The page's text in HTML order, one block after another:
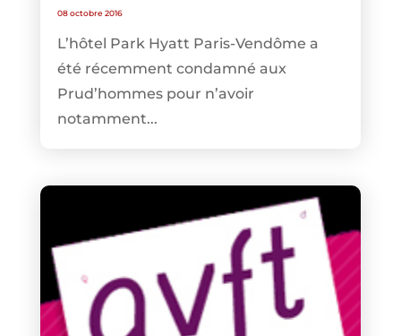
08 octobre 2016
L’hôtel Park Hyatt Paris-Vendôme a
été récemment condamné aux
Prud’hommes pour n’avoir
notamment...